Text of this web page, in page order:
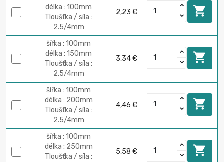
délka : 100mm
Tloušťka / síla :
2.5/4mm
2,23 € 
šířka : 100mm
délka : 150mm
Tloušťka / síla :
2.5/4mm
3,34 € 
šířka : 100mm
délka : 200mm
Tloušťka / síla :
2.5/4mm
4,46 € 
šířka : 100mm
délka : 250mm
Tloušťka / síla :
5,58 € 